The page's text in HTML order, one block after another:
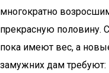
многократно
прекрасную половину.
пока имеют вес, а
замужних дам требуют: